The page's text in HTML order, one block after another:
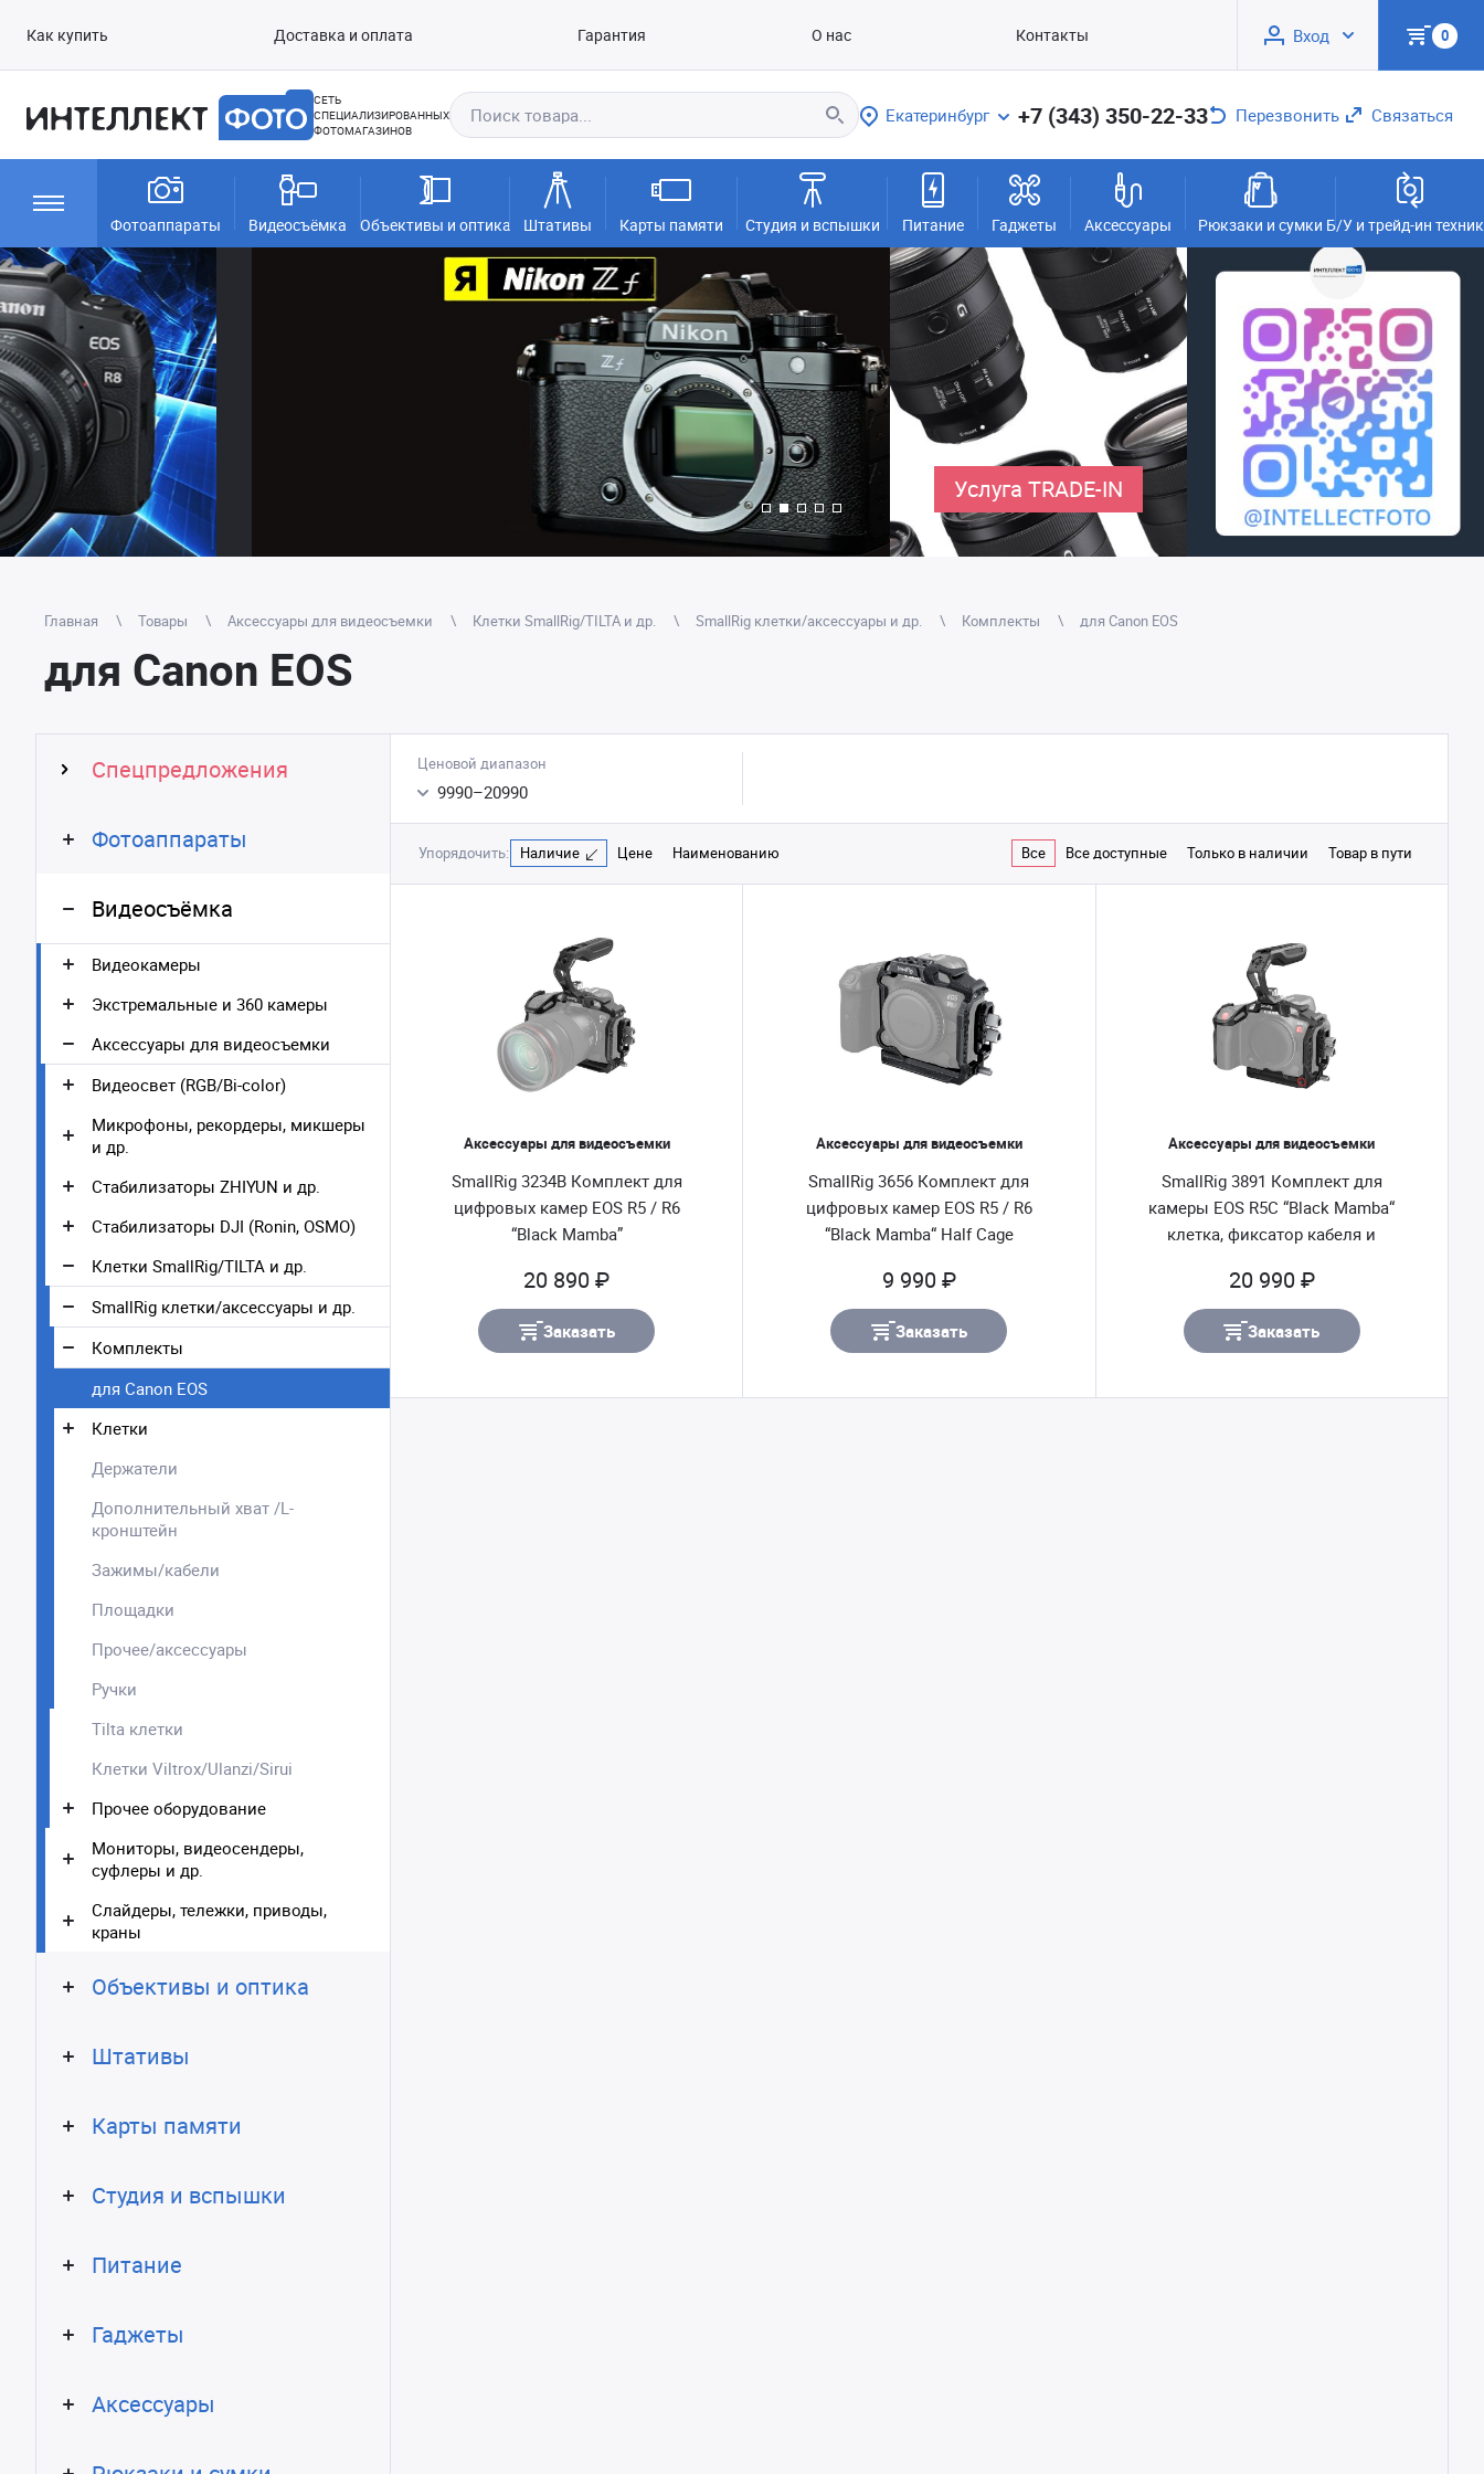
Как купить Доставка и оплата Гарантия О нас Контакты Вход 0
СЕТЬ
СПЕЦИАЛИЗИРОВАННЫХ
ФОТОМАГАЗИНОВ
Екатеринбург +7 (343) 350-22-33 Перезвонить Связаться
Фотоаппараты Видеосъёмка Объективы и оптика Штативы Карты памяти Студия и вспышки Питание Гаджеты Аксессуары Рюкзаки и сумки Б/У и трейд-ин
Услуга TRADE-IN
Главная Товары Аксессуары для видеосъемки Клетки SmallRig/TILTA и др. SmallRig клетки/аксессуары и др. Комплекты для Canon EOS
для Canon EOS
Спецпредложения
Фотоаппараты
Видеосъёмка
Видеокамеры
Экстремальные и 360 камеры
Аксессуары для видеосъемки
Видеосвет (RGB/Bi-color)
Микрофоны, рекордеры, микшеры
и др.
Стабилизаторы ZHIYUN и др.
Стабилизаторы DJI (Ronin, OSMO)
Клетки SmallRig/TILTA и др.
SmallRig клетки/аксессуары и др.
Комплекты
для Canon EOS
Клетки
Держатели
Дополнительный хват /L-
кронштейн
Зажимы/кабели
Площадки
Прочее/аксессуары
Ручки
Tilta клетки
Клетки Viltrox/Ulanzi/Sirui
Прочее оборудование
Мониторы, видеосендеры,
суфлеры и др.
Слайдеры, тележки, приводы,
краны
Объективы и оптика
Штативы
Карты памяти
Студия и вспышки
Питание
Гаджеты
Аксессуары
Ценовой диапазон
9990–20990
Упорядочить: Наличие Цене Наименованию Все Все доступные Только в наличии Товар в пути
Аксессуары для видеосъемки
SmallRig 3234B Комплект для
цифровых камер EOS R5 / R6
“Black Mamba”
20 890 ₽
Заказать
Аксессуары для видеосъемки
SmallRig 3656 Комплект для
цифровых камер EOS R5 / R6
“Black Mamba“ Half Cage
9 990 ₽
Заказать
Аксессуары для видеосъемки
SmallRig 3891 Комплект для
камеры EOS R5C “Black Mamba“
клетка, фиксатор кабеля и
20 990 ₽
Заказать